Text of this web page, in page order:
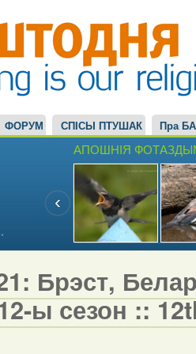
ФОРУМ СПІСЫ ПТУШАК Пра
АПОШНІЯ
Брэст,
ы сезон ::